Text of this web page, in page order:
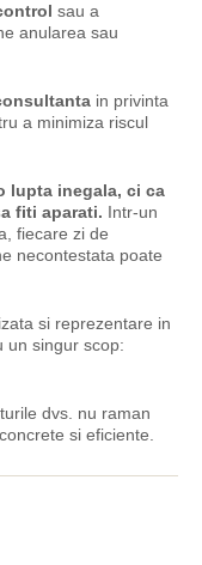
sau a
anularea sau
in privinta
a minimiza riscul
lupta inegala, ci ca
fiti aparati. Intr-un
fiecare zi de
necontestata poate
si reprezentare in
un singur scop:
dvs. nu raman
si eficiente.